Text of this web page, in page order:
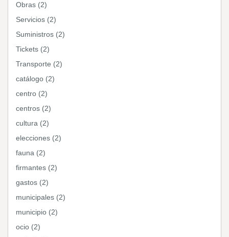
Obras (2)
Servicios (2)
Suministros (2)
Tickets (2)
Transporte (2)
catálogo (2)
centro (2)
centros (2)
cultura (2)
elecciones (2)
fauna (2)
firmantes (2)
gastos (2)
municipales (2)
municipio (2)
ocio (2)